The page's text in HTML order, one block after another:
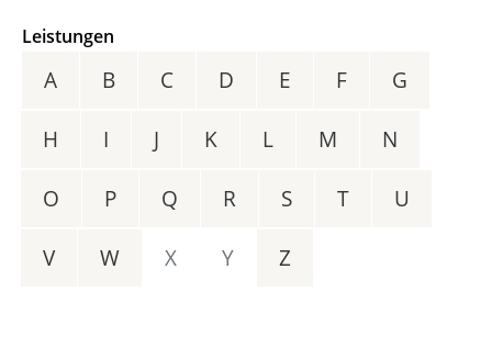
Leistungen
A B C D E F G
H I J K L M N
O P Q R S T U
V W X Y Z